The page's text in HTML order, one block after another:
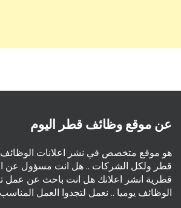
عن موقع وظائف قطر اليوم
هو موقع متخصص في نشر اعلانات
قطر ولكل الشركات .. هل انت مسؤول عن
قطرية انشر اعلانك هل انت باحث عن
الوظائف يوميا .. نعمل لتجدوا العمل المناسب